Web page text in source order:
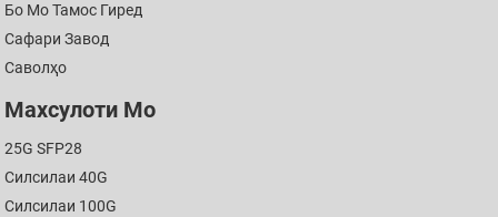
Бо Мо Тамос Гиред
Сафари Завод
Саволҳо
Махсулоти Мо
25G SFP28
Силсилаи 40G
Силсилаи 100G